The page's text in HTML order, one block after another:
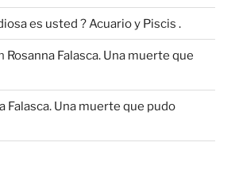
es usted ? Acuario y Piscis .
Rosanna Falasca. Una muerte que
Falasca. Una muerte que pudo